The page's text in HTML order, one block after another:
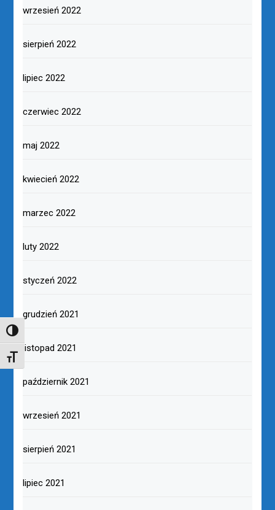
TOGGLE HIGH CONTRAST
TOGGLE FONT SIZE
wrzesień 2022
sierpień 2022
lipiec 2022
czerwiec 2022
maj 2022
kwiecień 2022
marzec 2022
luty 2022
styczeń 2022
grudzień 2021
listopad 2021
październik 2021
wrzesień 2021
sierpień 2021
lipiec 2021